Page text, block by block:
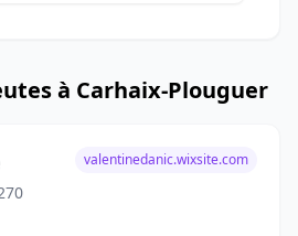
à Carhaix-Plouguer
valentinedanic.wixsite.com